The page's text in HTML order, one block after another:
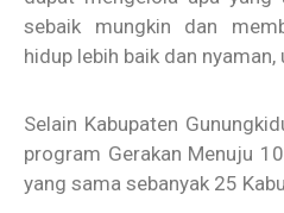
sebaik mungkin dan
hidup lebih baik dan nyaman,
Selain Kabupaten
program Gerakan Menuju
yang sama sebanyak 25